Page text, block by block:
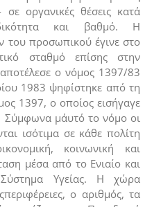
οργανικές θέσεις κατά
και βαθμό. Η
του προσωπικού έγινε στο
σταθμό επίσης στην
ο νόμος 1397/83
1983 ψηφίστηκε από τη
1397, ο οποίος εισήγαγε
Σύμφωνα μ΄αυτό το νόμο οι
ισότιμα σε κάθε πολίτη
κοινωνική και
μέσα από το Ενιαίο και
Σύστημα Υγείας. Η χώρα
ο αριθμός, τα